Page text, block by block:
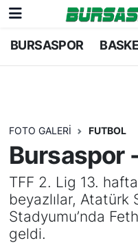
BURSASPOR
FOTO GALERI FUTBOL
Bursaspor
TFF 2. Lig 13.
beyazlılar, Atatürk
Stadyumu’nda
geldi.
Bursaspor
Basketbol
Bursa Amatör
Hentbol
Voleybol
Bursa Nöbetçi
Bursa Namaz
Bursa Trafik
TFF 1.Lig Puan
Tüm Manşetler